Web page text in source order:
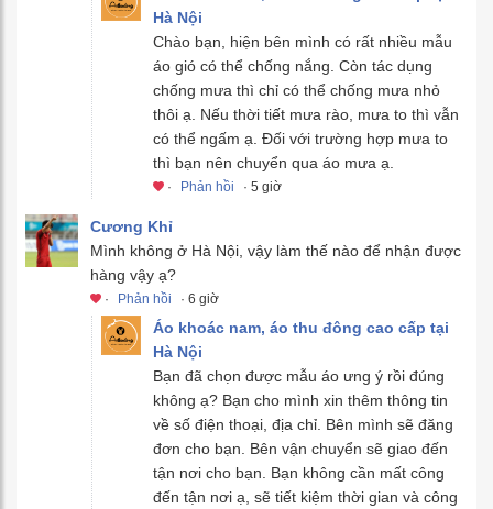
Hà Nội
Chào bạn, hiện bên mình có rất nhiều mẫu
áo gió có thể chống nắng. Còn tác dụng
chống mưa thì chỉ có thể chống mưa nhỏ
thôi ạ. Nếu thời tiết mưa rào, mưa to thì vẫn
có thể ngấm ạ. Đối với trường hợp mưa to
thì bạn nên chuyển qua áo mưa ạ.
· Phản hồi · 5 giờ
Cương Khỉ
Mình không ở Hà Nội, vậy làm thế nào để nhận được
hàng vậy ạ?
· Phản hồi · 6 giờ
Áo khoác nam, áo thu đông cao cấp tại
Hà Nội
Bạn đã chọn được mẫu áo ưng ý rồi đúng
không ạ? Bạn cho mình xin thêm thông tin
về số điện thoại, địa chỉ. Bên mình sẽ đăng
đơn cho bạn. Bên vận chuyển sẽ giao đến
tận nơi cho bạn. Bạn không cần mất công
đến tận nơi ạ, sẽ tiết kiệm thời gian và công